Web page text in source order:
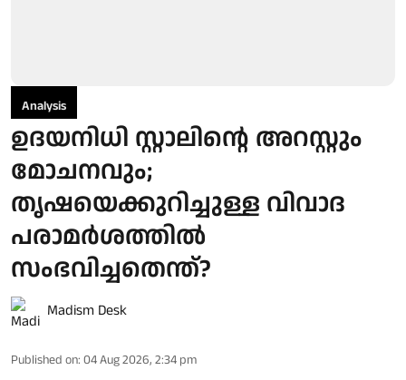
Analysis
ഉദയനിധി സ്റ്റാലിന്റെ അറസ്റ്റും
മോചനവും;
തൃഷയെക്കുറിച്ചുള്ള വിവാദ
പരാമർശത്തിൽ
സംഭവിച്ചതെന്ത്?
Madism Desk
Published on: 04 Aug 2026, 2:34 pm